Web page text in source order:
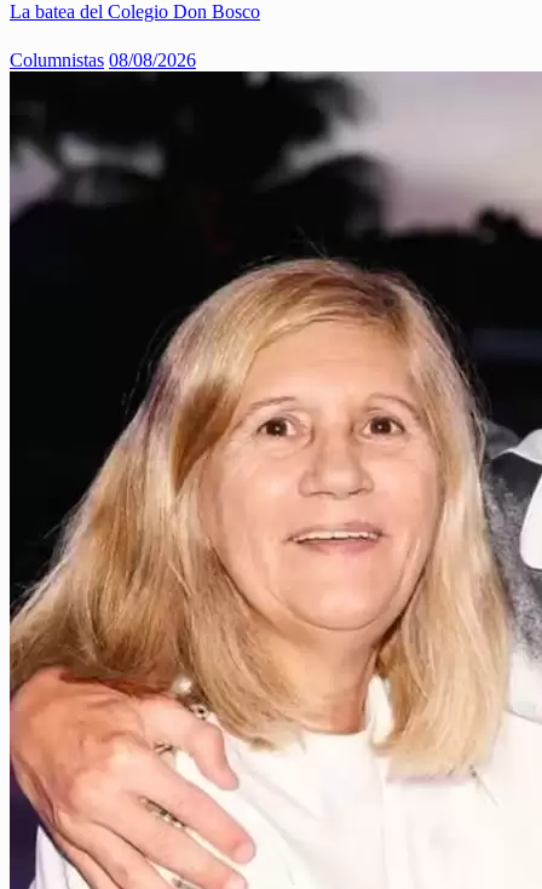
La batea del Colegio Don Bosco
Columnistas 08/08/2026